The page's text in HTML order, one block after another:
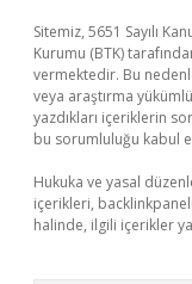
Sitemiz, 5651 Sayılı
Kurumu (BTK)
vermektedir. Bu
veya araştırma
yazdıkları içeriklerin
bu sorumluluğu kabul
Hukuka ve yasal
içerikleri,
halinde, ilgili içerikler